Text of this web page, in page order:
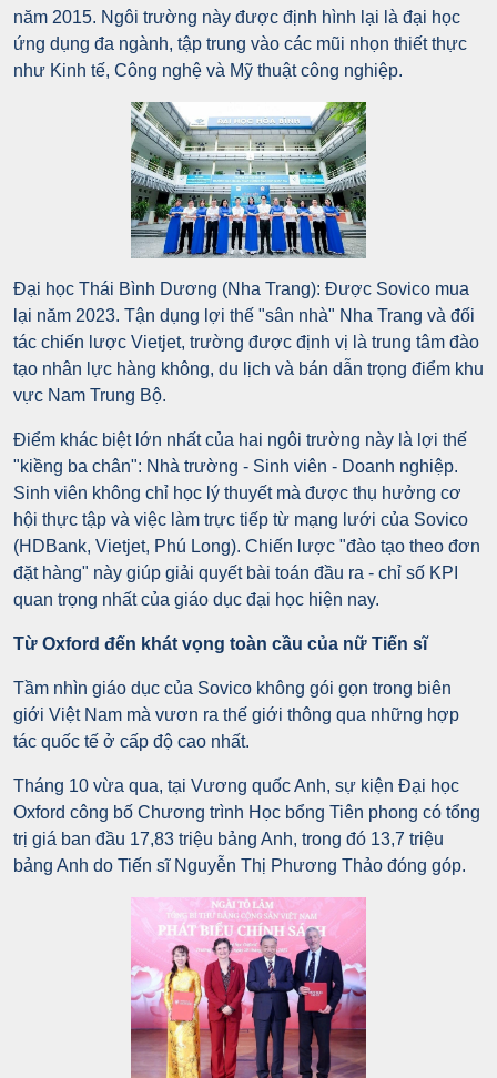
năm 2015. Ngôi trường này được định hình lại là đại học
ứng dụng đa ngành, tập trung vào các mũi nhọn thiết thực
như Kinh tế, Công nghệ và Mỹ thuật công nghiệp.
Đại học Thái Bình Dương (Nha Trang): Được Sovico mua
lại năm 2023. Tận dụng lợi thế "sân nhà" Nha Trang và đối
tác chiến lược Vietjet, trường được định vị là trung tâm đào
tạo nhân lực hàng không, du lịch và bán dẫn trọng điểm khu
vực Nam Trung Bộ.
Điểm khác biệt lớn nhất của hai ngôi trường này là lợi thế
"kiềng ba chân": Nhà trường - Sinh viên - Doanh nghiệp.
Sinh viên không chỉ học lý thuyết mà được thụ hưởng cơ
hội thực tập và việc làm trực tiếp từ mạng lưới của Sovico
(HDBank, Vietjet, Phú Long). Chiến lược "đào tạo theo đơn
đặt hàng" này giúp giải quyết bài toán đầu ra - chỉ số KPI
quan trọng nhất của giáo dục đại học hiện nay.
Từ Oxford đến khát vọng toàn cầu của nữ Tiến sĩ
Tầm nhìn giáo dục của Sovico không gói gọn trong biên
giới Việt Nam mà vươn ra thế giới thông qua những hợp
tác quốc tế ở cấp độ cao nhất.
Tháng 10 vừa qua, tại Vương quốc Anh, sự kiện Đại học
Oxford công bố Chương trình Học bổng Tiên phong có tổng
trị giá ban đầu 17,83 triệu bảng Anh, trong đó 13,7 triệu
bảng Anh do Tiến sĩ Nguyễn Thị Phương Thảo đóng góp.